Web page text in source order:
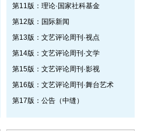
第11版：理论·国家社科基金
第12版：国际新闻
第13版：文艺评论周刊·视点
第14版：文艺评论周刊·文学
第15版：文艺评论周刊·影视
第16版：文艺评论周刊·舞台艺术
第17版：公告（中缝）